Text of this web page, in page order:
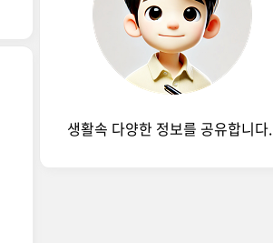
생활속 다양한 정보를 공유합니다.